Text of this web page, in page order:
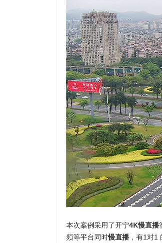
本次案例采用了开宁4K慢直播
频等平台同时慢直播 ，有1对1